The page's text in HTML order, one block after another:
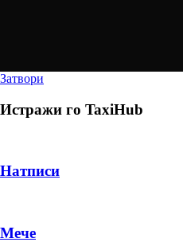
Затвори
Истражи го TaxiHub
Натписи
Мече